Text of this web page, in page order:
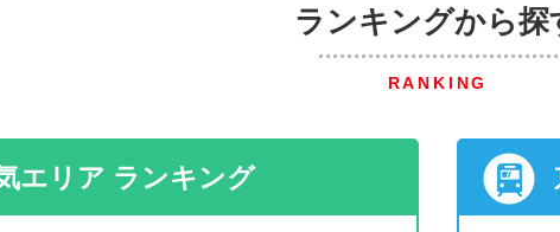
ランキングから探
RANKING
エリア ランキング